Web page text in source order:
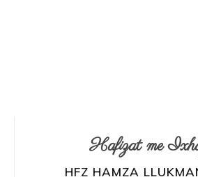
Hafizat me
HFZ HAMZA